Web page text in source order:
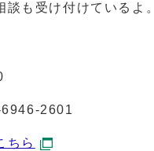
も受け付けているよ。
2601
ちら